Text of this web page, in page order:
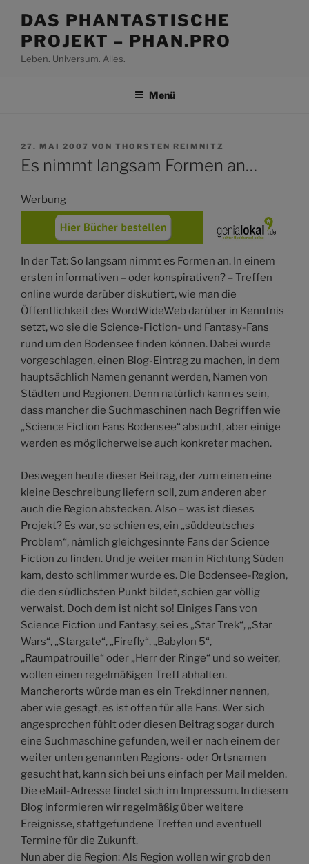
Inhalt
springen
DAS PHANTASTISCHE
PROJEKT – PHAN.PRO
Leben. Universum. Alles.
Menü
VERÖFFENTLICHT
AM
27. MAI 2007 VON THORSTEN REIMNITZ
Es nimmt langsam Formen an…
Werbung
In der Tat: So langsam nimmt es Formen an. In einem
ersten informativen – oder konspirativen? – Treffen
online wurde darüber diskutiert, wie man die
Öffentlichkeit des WordWideWeb darüber in Kenntnis
setzt, wo sie die Science-Fiction- und Fantasy-Fans
rund um den Bodensee finden können. Dabei wurde
vorgeschlagen, einen Blog-Eintrag zu machen, in dem
hauptsächlich Namen genannt werden, Namen von
Städten und Regionen. Denn natürlich kann es sein,
dass mancher die Suchmaschinen nach Begriffen wie
„Science Fiction Fans Bodensee“ absucht, aber einige
werden es möglicherweise auch konkreter machen.
Deswegen heute dieser Beitrag, der zum einen eine
kleine Beschreibung liefern soll, zum anderen aber
auch die Region abstecken. Also – was ist dieses
Projekt? Es war, so schien es, ein „süddeutsches
Problem“, nämlich gleichgesinnte Fans der Science
Fiction zu finden. Und je weiter man in Richtung Süden
kam, desto schlimmer wurde es. Die Bodensee-Region,
die den südlichsten Punkt bildet, schien gar völlig
verwaist. Doch dem ist nicht so! Einiges Fans von
Science Fiction und Fantasy, sei es „Star Trek“, „Star
Wars“, „Stargate“, „Firefly“, „Babylon 5“,
„Raumpatrouille“ oder „Herr der Ringe“ und so weiter,
wollen einen regelmäßigen Treff abhalten.
Mancherorts würde man es ein Trekdinner nennen,
aber wie gesagt, es ist offen für alle Fans. Wer sich
angesprochen fühlt oder diesen Beitrag sogar durch
eine Suchmaschine gefunden, weil er nach einem der
weiter unten genannten Regions- oder Ortsnamen
gesucht hat, kann sich bei uns einfach per Mail melden.
Die eMail-Adresse findet sich im Impressum. In diesem
Blog informieren wir regelmäßig über weitere
Ereignisse, stattgefundene Treffen und eventuell
Termine für die Zukunft.
Nun aber die Region: Als Region wollen wir grob den